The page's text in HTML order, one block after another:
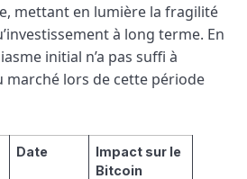
mettant en lumière la fragilité
à long terme. En
initial n’a pas suffi à
marché lors de cette période
Date
Impact sur le
Bitcoin